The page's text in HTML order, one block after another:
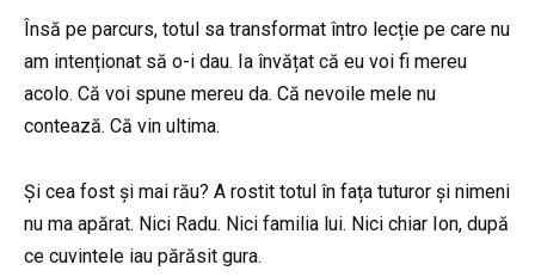
Însă pe parcurs, totul sa transformat întro lecție pe care nu
am intenționat să o-i dau. Ia învățat că eu voi fi mereu
acolo. Că voi spune mereu da. Că nevoile mele nu
contează. Că vin ultima.
Și cea fost și mai rău? A rostit totul în fața tuturor și nimeni
nu ma apărat. Nici Radu. Nici familia lui. Nici chiar Ion, după
ce cuvintele iau părăsit gura.